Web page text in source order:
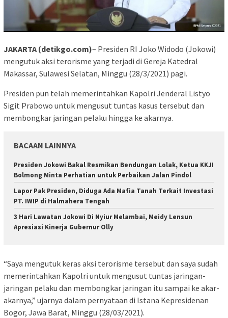
JAKARTA (detikgo.com)– Presiden RI Joko Widodo (Jokowi)
mengutuk aksi terorisme yang terjadi di Gereja Katedral
Makassar, Sulawesi Selatan, Minggu (28/3/2021) pagi.
Presiden pun telah memerintahkan Kapolri Jenderal Listyo
Sigit Prabowo untuk mengusut tuntas kasus tersebut dan
membongkar jaringan pelaku hingga ke akarnya.
BACAAN LAINNYA
Presiden Jokowi Bakal Resmikan Bendungan Lolak, Ketua KKJI
Bolmong Minta Perhatian untuk Perbaikan Jalan Pindol
Lapor Pak Presiden, Diduga Ada Mafia Tanah Terkait Investasi
PT. IWIP di Halmahera Tengah
3 Hari Lawatan Jokowi Di Nyiur Melambai, Meidy Lensun
Apresiasi Kinerja Gubernur Olly
“Saya mengutuk keras aksi terorisme tersebut dan saya sudah
memerintahkan Kapolri untuk mengusut tuntas jaringan-
jaringan pelaku dan membongkar jaringan itu sampai ke akar-
akarnya,” ujarnya dalam pernyataan di Istana Kepresidenan
Bogor, Jawa Barat, Minggu (28/03/2021).